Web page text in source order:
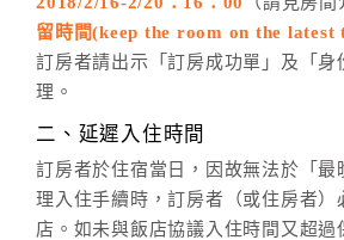
週一至週日，上午9:00～晚上6:00
六、聯絡方式
週一至週日：
留時間(keep the room on the latest
訂房者請出示「訂房成功單」及「身
理。
二、延遲入住時間
訂房者於住宿當日，因故無法於「最
理入住手續時，訂房者（或住房者）
店。如未與飯店協議入住時間又超過